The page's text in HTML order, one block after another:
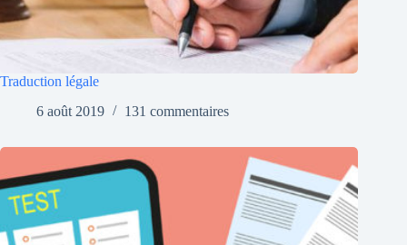
Traduction légale
6 août 2019
131 commentaires